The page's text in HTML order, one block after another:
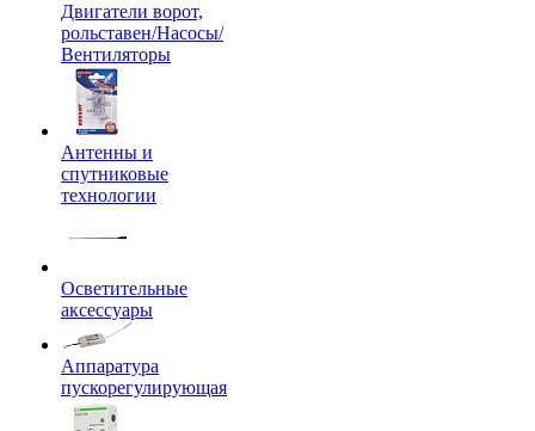
Двигатели ворот,
рольставен/Насосы/
Вентиляторы
Антенны и
спутниковые
технологии
Осветительные
аксессуары
Аппаратура
пускорегулирующая